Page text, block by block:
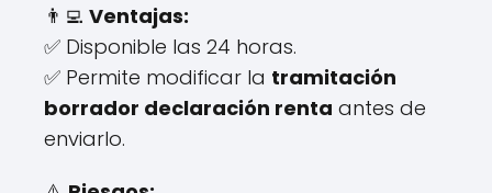
👨‍💻 Ventajas:
✅ Disponible las 24 horas.
✅ Permite modificar la tramitación
borrador declaración renta antes de
enviarlo.